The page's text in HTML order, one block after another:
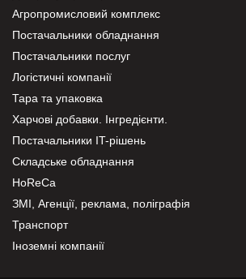
Агропромисловий комплекс
Постачальники обладнання
Постачальники послуг
Логістичні компанії
Тара та упаковка
Харчові добавки. Інгредієнти.
Постачальники IT-рішень
Складське обладнання
HoReCa
ЗМІ, Агенції, реклама, поліграфія
Транспорт
Іноземні компанії